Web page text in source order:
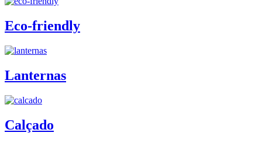
Eco-friendly
Lanternas
Calçado